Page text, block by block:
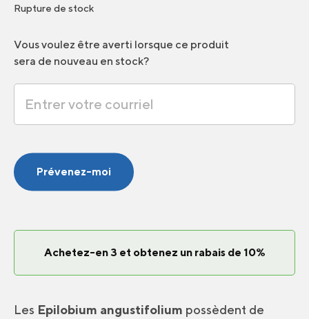
Rupture de stock
Vous voulez être averti lorsque ce produit
sera de nouveau en stock?
Prévenez-moi
Achetez-en 3 et obtenez un rabais de 10%
Les Epilobium angustifolium possèdent de